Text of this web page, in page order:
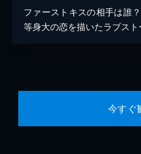
ファーストキスの相手は誰
等身大の恋を描いたラブスト
今すぐ